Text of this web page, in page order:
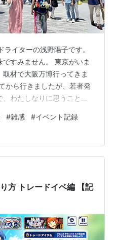
イターの浅野陽子です。
すみません。 東京がいま
材で大阪万博行ってきま
から行きましたが、若者発
わたしなりに思うことが
今日は全体サマリーをご
が、かなりの人＆大阪め
ったのは、6月中旬の火曜
台に東京の自宅を出て、9
のホテルに到着。ホテル
大…
#雑感 #イベント記録
方 トレードイベ編 【記